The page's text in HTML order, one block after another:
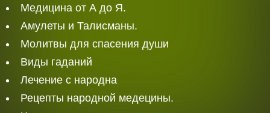
Медицина от А до Я.
Амулеты и Талисманы.
Молитвы для спасения души
Виды гаданий
Лечение с народна
Рецепты народной медецины.